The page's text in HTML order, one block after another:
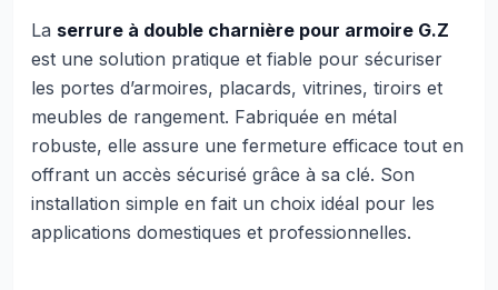
La serrure à double charnière pour armoire G.Z
est une solution pratique et fiable pour sécuriser
les portes d’armoires, placards, vitrines, tiroirs et
meubles de rangement. Fabriquée en métal
robuste, elle assure une fermeture efficace tout en
offrant un accès sécurisé grâce à sa clé. Son
installation simple en fait un choix idéal pour les
applications domestiques et professionnelles.